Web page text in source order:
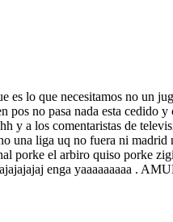
lo que necesitamos no un
no pasa nada esta cedido
y a los comentaristas de
una liga uq no fuera ni
porke el arbiro quiso porke
enga yaaaaaaaaa .